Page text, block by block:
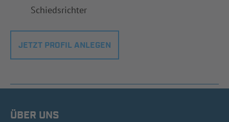
Schiedsrichter
JETZT PROFIL ANLEGEN
ÜBER UNS